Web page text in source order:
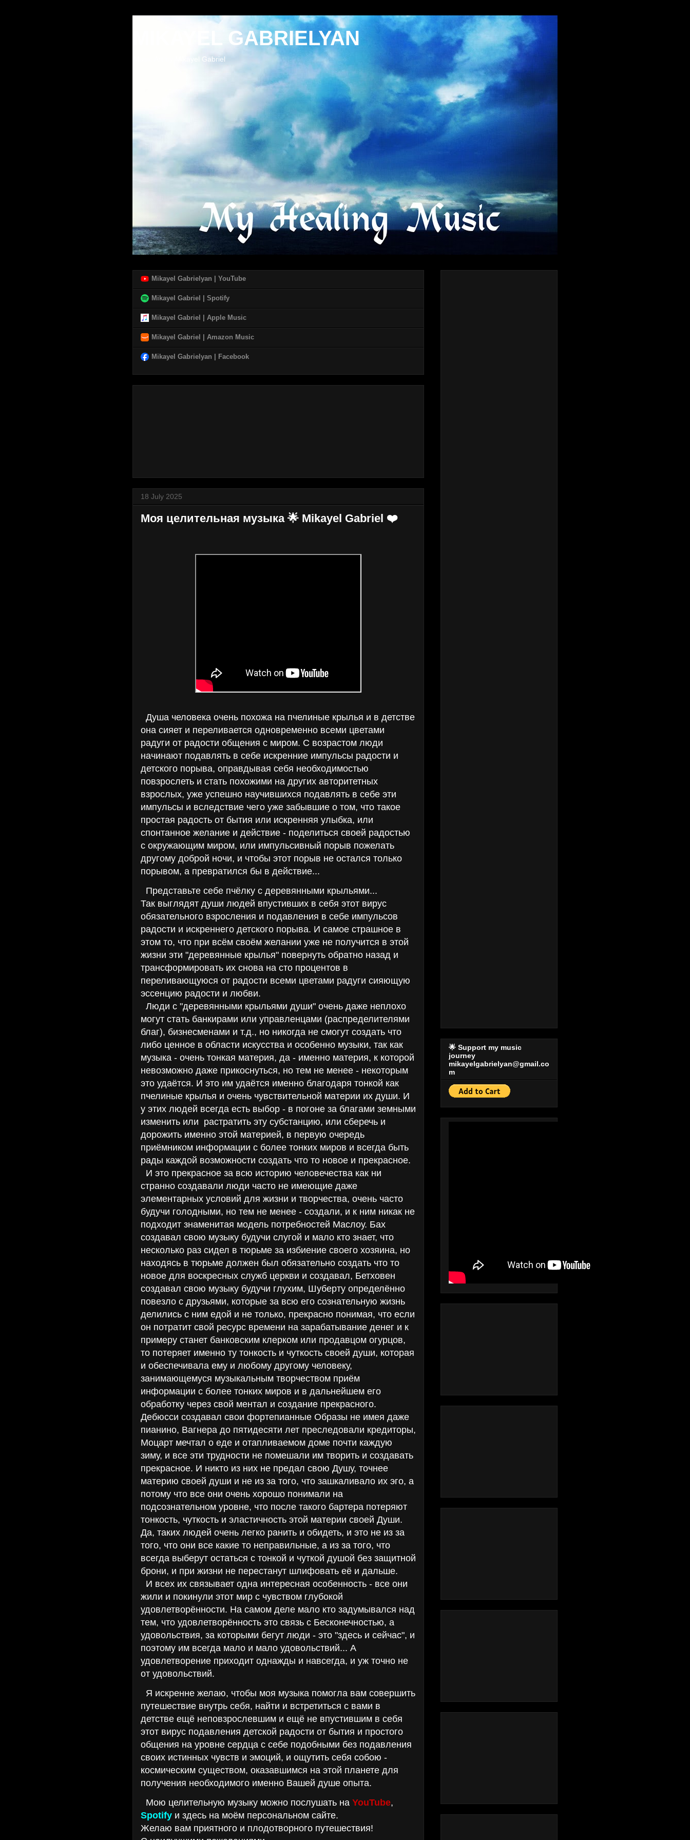
MIKAYEL GABRIELYAN
Music Art by Mikayel Gabriel
Mikayel Gabrielyan | YouTube
Mikayel Gabriel | Spotify
Mikayel Gabriel | Apple Music
Mikayel Gabriel | Amazon Music
Mikayel Gabrielyan | Facebook
18 July 2025
Моя целительная музыка 🌟 Mikayel Gabriel ❤️
Душа человека очень похожа на пчелиные крылья и в детстве
она сияет и переливается одновременно всеми цветами
радуги от радости общения с миром. С возрастом люди
начинают подавлять в себе искренние импульсы радости и
детского порыва, оправдывая себя необходимостью
повзрослеть и стать похожими на других авторитетных
взрослых, уже успешно научившихся подавлять в себе эти
импульсы и вследствие чего уже забывшие о том, что такое
простая радость от бытия или искренняя улыбка, или
спонтанное желание и действие - поделиться своей радостью
с окружающим миром, или импульсивный порыв пожелать
другому доброй ночи, и чтобы этот порыв не остался только
порывом, а превратился бы в действие...
Представьте себе пчёлку с деревянными крыльями...
Так выглядят души людей впустивших в себя этот вирус
обязательного взросления и подавления в себе импульсов
радости и искреннего детского порыва. И самое страшное в
этом то, что при всём своём желании уже не получится в этой
жизни эти "деревянные крылья" повернуть обратно назад и
трансформировать их снова на сто процентов в
переливающуюся от радости всеми цветами радуги сияющую
эссенцию радости и любви.
Люди с "деревянными крыльями души" очень даже неплохо
могут стать банкирами или управленцами (распределителями
благ), бизнесменами и т.д., но никогда не смогут создать что
либо ценное в области искусства и особенно музыки, так как
музыка - очень тонкая материя, да - именно материя, к которой
невозможно даже прикоснуться, но тем не менее - некоторым
это удаётся. И это им удаётся именно благодаря тонкой как
пчелиные крылья и очень чувствительной материи их души. И
у этих людей всегда есть выбор - в погоне за благами земными
изменить или растратить эту субстанцию, или сберечь и
дорожить именно этой материей, в первую очередь
приёмником информации с более тонких миров и всегда быть
рады каждой возможности создать что то новое и прекрасное.
И это прекрасное за всю историю человечества как ни
странно создавали люди часто не имеющие даже
элементарных условий для жизни и творчества, очень часто
будучи голодными, но тем не менее - создали, и к ним никак не
подходит знаменитая модель потребностей Маслоу. Бах
создавал свою музыку будучи слугой и мало кто знает, что
несколько раз сидел в тюрьме за избиение своего хозяина, но
находясь в тюрьме должен был обязательно создать что то
новое для воскресных служб церкви и создавал, Бетховен
создавал свою музыку будучи глухим, Шуберту определённо
повезло с друзьями, которые за всю его сознательную жизнь
делились с ним едой и не только, прекрасно понимая, что если
он потратит свой ресурс времени на зарабатывание денег и к
примеру станет банковским клерком или продавцом огурцов,
то потеряет именно ту тонкость и чуткость своей души, которая
и обеспечивала ему и любому другому человеку,
занимающемуся музыкальным творчеством приём
информации с более тонких миров и в дальнейшем его
обработку через свой ментал и создание прекрасного.
Дебюсси создавал свои фортепианные Образы не имея даже
пианино, Вагнера до пятидесяти лет преследовали кредиторы,
Моцарт мечтал о еде и отапливаемом доме почти каждую
зиму, и все эти трудности не помешали им творить и создавать
прекрасное. И никто из них не предал свою Душу, точнее
материю своей души и не из за того, что зашкаливало их эго, а
потому что все они очень хорошо понимали на
подсознательном уровне, что после такого бартера потеряют
тонкость, чуткость и эластичность этой материи своей Души.
Да, таких людей очень легко ранить и обидеть, и это не из за
того, что они все какие то неправильные, а из за того, что
всегда выберут остаться с тонкой и чуткой душой без защитной
брони, и при жизни не перестанут шлифовать её и дальше.
И всех их связывает одна интересная особенность - все они
жили и покинули этот мир с чувством глубокой
удовлетворённости. На самом деле мало кто задумывался над
тем, что удовлетворённость это связь с Бесконечностью, а
удовольствия, за которыми бегут люди - это "здесь и сейчас", и
поэтому им всегда мало и мало удовольствий... А
удовлетворение приходит однажды и навсегда, и уж точно не
от удовольствий.
Я искренне желаю, чтобы моя музыка помогла вам совершить
путешествие внутрь себя, найти и встретиться с вами в
детстве ещё неповзрослевшим и ещё не впустившим в себя
этот вирус подавления детской радости от бытия и простого
общения на уровне сердца с себе подобными без подавления
своих истинных чувств и эмоций, и ощутить себя собою -
космическим существом, оказавшимся на этой планете для
получения необходимого именно Вашей душе опыта.
Мою целительную музыку можно послушать на YouTube,
Spotify и здесь на моём персональном сайте.
Желаю вам приятного и плодотворного путешествия!
🌟 Support my music
journey
mikayelgabrielyan@gmail.co
m